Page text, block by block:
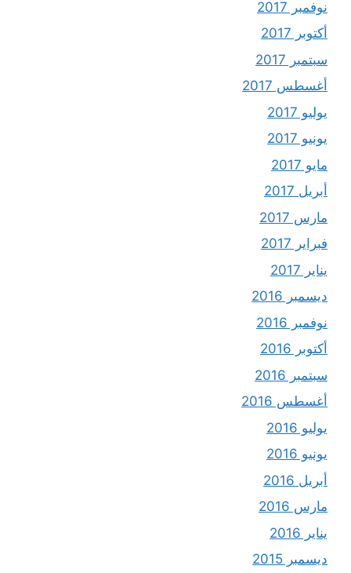
نوفمبر 2017
أكتوبر 2017
سبتمبر 2017
أغسطس 2017
يوليو 2017
يونيو 2017
مايو 2017
أبريل 2017
مارس 2017
فبراير 2017
يناير 2017
ديسمبر 2016
نوفمبر 2016
أكتوبر 2016
سبتمبر 2016
أغسطس 2016
يوليو 2016
يونيو 2016
أبريل 2016
مارس 2016
يناير 2016
ديسمبر 2015